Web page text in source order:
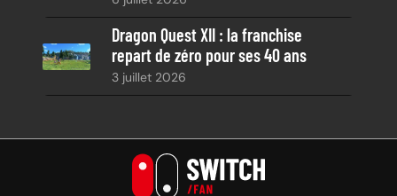
Dragon Quest XII : la franchise
repart de zéro pour ses 40 ans
3 juillet 2026